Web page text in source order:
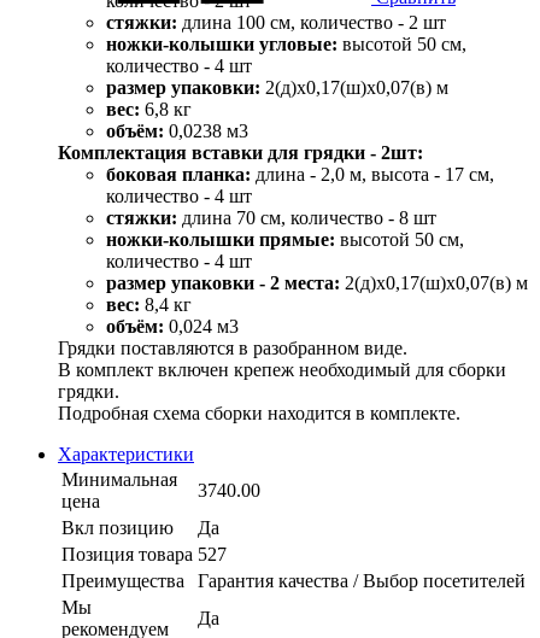
стяжки: длина 100 см, количество - 2 шт
ножки-колышки угловые: высотой 50 см,
количество - 4 шт
размер упаковки: 2(д)х0,17(ш)х0,07(в) м
вес: 6,8 кг
объём: 0,0238 м3
Комплектация вставки для грядки - 2шт:
боковая планка: длина - 2,0 м, высота - 17 см,
количество - 4 шт
стяжки: длина 70 см, количество - 8 шт
ножки-колышки прямые: высотой 50 см,
количество - 4 шт
размер упаковки - 2 места: 2(д)х0,17(ш)х0,07(в) м
вес: 8,4 кг
объём: 0,024 м3
Грядки поставляются в разобранном виде.
В комплект включен крепеж необходимый для сборки
грядки.
Подробная схема сборки находится в комплекте.
Характеристики
Минимальная
цена
3740.00
Вкл позицию
Да
Позиция товара 527
Преимущества
Гарантия качества / Выбор посетителей
Мы
рекомендуем
Да